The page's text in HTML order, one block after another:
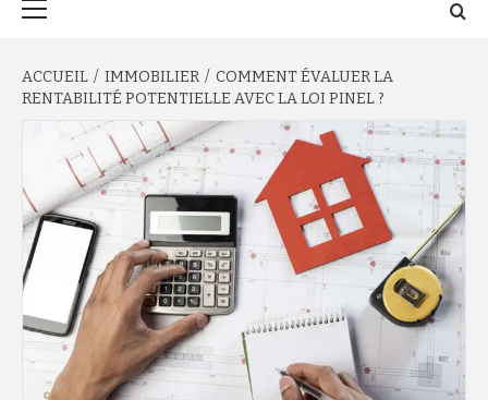
ACCUEIL IMMOBILIER
COMMENT ÉVALUER LA
RENTABILITÉ POTENTIELLE AVEC LA LOI PINEL ?